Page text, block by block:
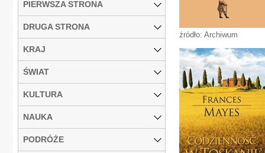
źródło: Archiwum
PIERWSZA STRONA
DRUGA STRONA
KRAJ
ŚWIAT
KULTURA
NAUKA
PODRÓŻE